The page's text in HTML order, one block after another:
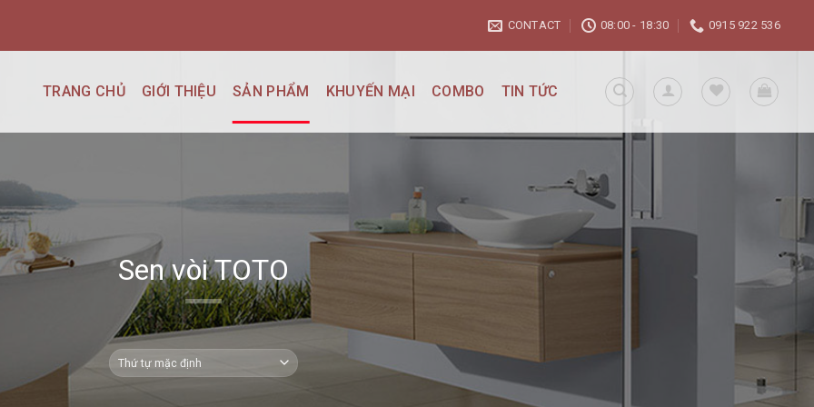
CONTACT 08:00 - 18:30 0915 922 536
TRANG CHỦ GIỚI THIỆU SẢN PHẨM KHUYẾN MẠI COMBO TIN TỨC
Sen vòi TOTO